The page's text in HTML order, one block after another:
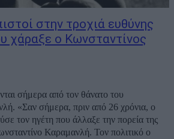
στην τροχιά ευθύνης
χάραξε ο Κωνσταντίνος
σήμερα από τον θάνατο του
«Σαν σήμερα, πριν από 26 χρόνια, ο
τον ηγέτη που άλλαξε την πορεία της
Καραμανλή. Τον πολιτικό ο